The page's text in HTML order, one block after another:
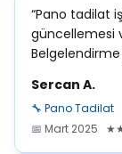
“Pano tadilat
güncellemesi
Belgelendirme
Sercan A.
🔧 Pano Tadilat
📅 Mart 2025